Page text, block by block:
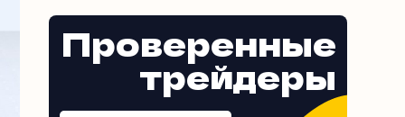
Проверенные
трейдеры